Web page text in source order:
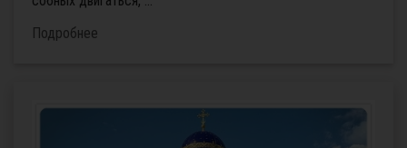
Подробнее